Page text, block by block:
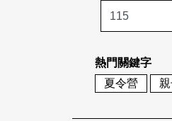
熱門關鍵字
夏令營